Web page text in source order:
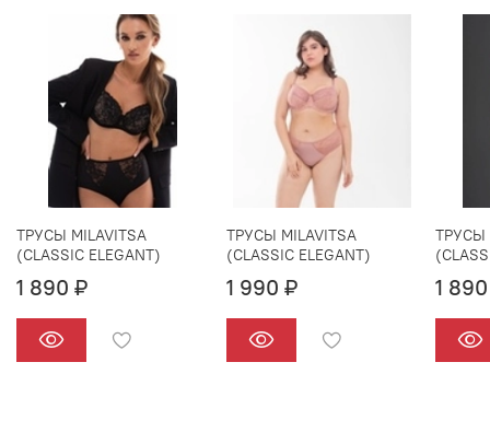
ТРУСЫ MILAVITSA
(CLASSIC ELEGANT)
1 890 ₽
ТРУСЫ MILAVITSA
(CLASSIC ELEGANT)
1 990 ₽
ТРУСЫ
1